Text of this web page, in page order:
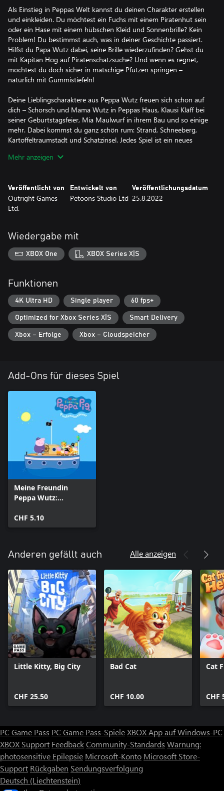
Als Einstieg in Peppas Welt kannst du deinen Charakter erstellen
und einkleiden. Du möchtest ein Fuchs mit einem Piratenhut sein
oder ein Hase mit einem hübschen Kleid und Sonnenbrille? Kein
Problem! Du bestimmst auch, was in deiner Geschichte passiert.
Hilfst du Papa Wutz dabei, seine Brille wiederzufinden? Gehst du
mit Kapitän Hog auf Piratenschatzsuche? Und wenn es regnet,
möchtest du doch sicher in matschige Pfützen springen –
natürlich mit Gummistiefeln!
Deine Lieblingscharaktere aus Peppa Wutz freuen sich schon auf
dich – Schorsch und Mama Wutz in Peppas Haus, Klausi Kläff bei
seiner Geburtstagsfeier, Mia Maulwurf in ihrem Bau und so einige
mehr. Dabei kommst du ganz schön rum: Strand, Schneeberg,
Kartoffeltraumstadt und Schatzinsel. Jedes Spiel ist ein neues
beschreitest du neue Wege und probierst immer neue Dinge aus.
angezogen ist, bestimmst du selbst
• SPIELEN MIT PEPPA – alle Geschichten inklusive
• FREUNDE FINDEN – Viele Charaktere aus Peppa Wutz möchten
dich kennenlernen
Mehr anzeigen
Veröffentlicht von
Outright Games
Ltd.
Entwickelt von
Petoons Studio Ltd
Veröffentlichungsdatum
25.8.2022
Wiedergabe mit
XBOX One XBOX Series X|S
Funktionen
4K Ultra HD Single player 60 fps+
Optimized for Xbox Series X|S Smart Delivery
Xbox – Erfolge Xbox – Cloudspeicher
Add-Ons für dieses Spiel
Meine Freundin
Peppa Wutz:
CHF 5.10
Anderen gefällt auch Alle anzeigen
Little Kitty, Big City
CHF 25.50
Bad Cat
CHF 10.00
Cat
CHF
PC Game Pass PC Game Pass-SpieleXBOX App auf Windows-PC
XBOX Support FeedbackCommunity-Standards Warnung:
photosensitive Epilepsie Microsoft-Konto Microsoft Store-
Support Rückgaben Sendungsverfolgung
Deutsch (Liechtenstein)